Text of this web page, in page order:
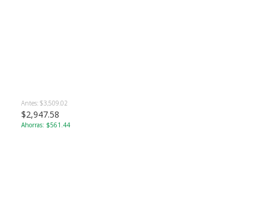
Antes: $3,509.02
$2,947.58
Ahorras: $561.44